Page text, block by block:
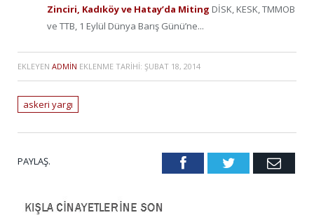
Zinciri, Kadıköy ve Hatay’da Miting DİSK, KESK, TMMOB
ve TTB, 1 Eylül Dünya Barış Günü’ne...
EKLEYEN ADMIN EKLENME TARIHI: ŞUBAT 18, 2014
askeri yargı
PAYLAŞ. FacebookTwitter Email